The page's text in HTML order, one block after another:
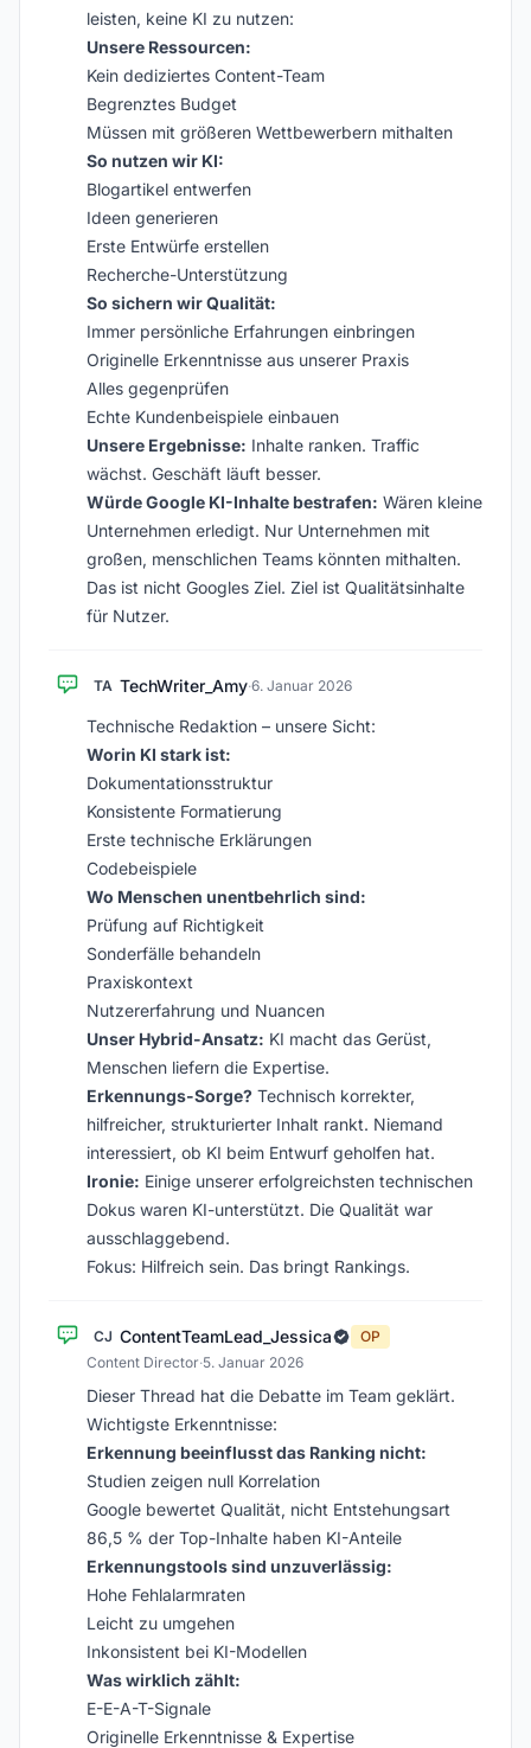
leisten, keine KI zu nutzen:
Unsere Ressourcen:
Kein dediziertes Content-Team
Begrenztes Budget
Müssen mit größeren Wettbewerbern mithalten
So nutzen wir KI:
Blogartikel entwerfen
Ideen generieren
Erste Entwürfe erstellen
Recherche-Unterstützung
So sichern wir Qualität:
Immer persönliche Erfahrungen einbringen
Originelle Erkenntnisse aus unserer Praxis
Alles gegenprüfen
Echte Kundenbeispiele einbauen
Unsere Ergebnisse: Inhalte ranken. Traffic
wächst. Geschäft läuft besser.
Würde Google KI-Inhalte bestrafen: Wären kleine
Unternehmen erledigt. Nur Unternehmen mit
großen, menschlichen Teams könnten mithalten.
Das ist nicht Googles Ziel. Ziel ist Qualitätsinhalte
für Nutzer.
TA TechWriter_Amy·6. Januar 2026
Technische Redaktion – unsere Sicht:
Worin KI stark ist:
Dokumentationsstruktur
Konsistente Formatierung
Erste technische Erklärungen
Codebeispiele
Wo Menschen unentbehrlich sind:
Prüfung auf Richtigkeit
Sonderfälle behandeln
Praxiskontext
Nutzererfahrung und Nuancen
Unser Hybrid-Ansatz: KI macht das Gerüst,
Menschen liefern die Expertise.
Erkennungs-Sorge? Technisch korrekter,
hilfreicher, strukturierter Inhalt rankt. Niemand
interessiert, ob KI beim Entwurf geholfen hat.
Ironie: Einige unserer erfolgreichsten technischen
Dokus waren KI-unterstützt. Die Qualität war
ausschlaggebend.
Fokus: Hilfreich sein. Das bringt Rankings.
CJ ContentTeamLead_Jessica
OP
Content Director·5. Januar 2026
Dieser Thread hat die Debatte im Team geklärt.
Wichtigste Erkenntnisse:
Erkennung beeinflusst das Ranking nicht:
Studien zeigen null Korrelation
Google bewertet Qualität, nicht Entstehungsart
86,5 % der Top-Inhalte haben KI-Anteile
Erkennungstools sind unzuverlässig:
Hohe Fehlalarmraten
Leicht zu umgehen
Inkonsistent bei KI-Modellen
Was wirklich zählt:
E-E-A-T-Signale
Originelle Erkenntnisse & Expertise